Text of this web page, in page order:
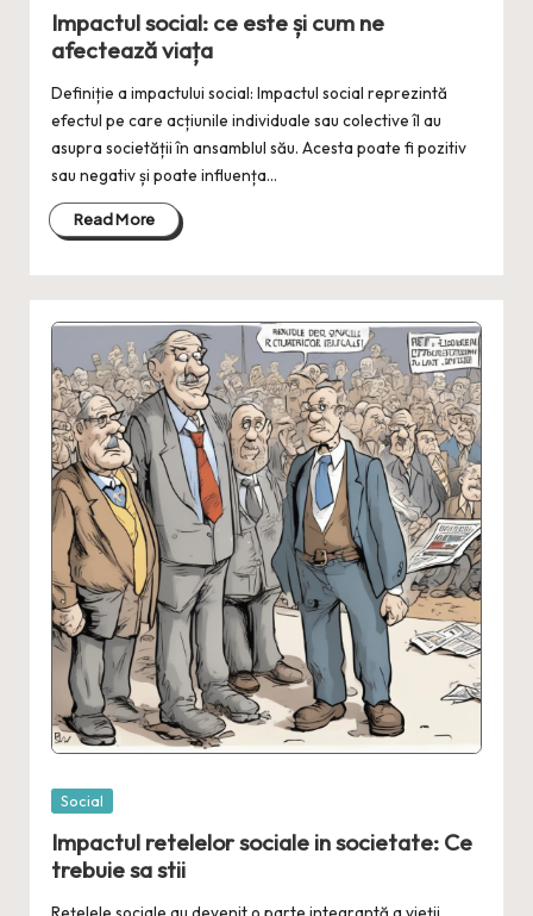
Impactul social: ce este și cum ne
afectează viața
Definiție a impactului social: Impactul social reprezintă
efectul pe care acțiunile individuale sau colective îl au
asupra societății în ansamblul său. Acesta poate fi pozitiv
sau negativ și poate influența…
Read More
Posted
Social
Impactul retelelor sociale in societate: Ce
trebuie sa stii